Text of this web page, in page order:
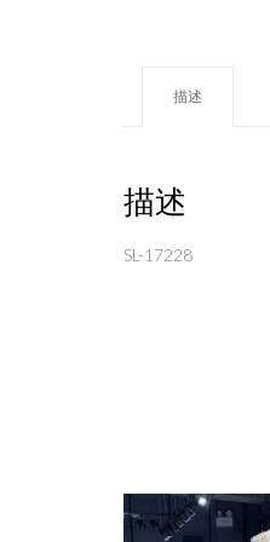
描述
描述
SL-17228